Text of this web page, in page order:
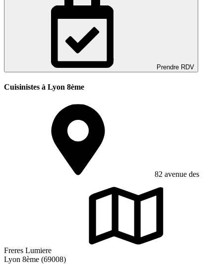
Prendre RDV
Cuisinistes à Lyon 8ème
82 avenue des
Freres Lumiere
Lyon 8ème (69008)